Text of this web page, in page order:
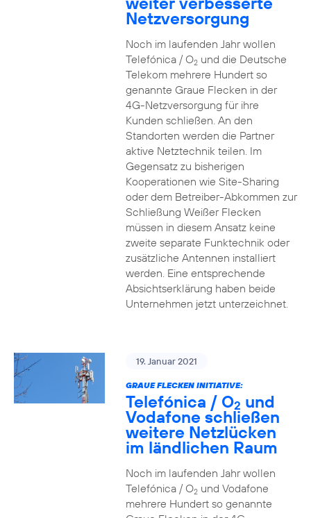
Netzversorgung
Noch im laufenden Jahr wollen
Telefónica / O2und die Deutsche
Telekom mehrere Hundert so
genannte Graue Flecken in der
4G-Netzversorgung für ihre
Kunden schließen. An den
Standorten werden die Partner
aktive Netztechnik teilen. Im
Gegensatz zu bisherigen
Kooperationen wie Site-Sharing
oder dem Betreiber-Abkommen zur
Schließung Weißer Flecken
müssen in diesem Ansatz keine
zweite separate Funktechnik oder
zusätzliche Antennen installiert
werden. Eine entsprechende
Absichtserklärung haben beide
Unternehmen jetzt unterzeichnet.
19. Januar 2021
GRAUE FLECKEN INITIATIVE:
Telefónica / O2 und
Vodafone schließen
weitere Netzlücken
im ländlichen Raum
Noch im laufenden Jahr wollen
Telefónica / O2und Vodafone
mehrere Hundert so genannte